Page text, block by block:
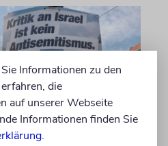
Informationen zu den
die
auf unserer Webseite
Informationen finden Sie
.